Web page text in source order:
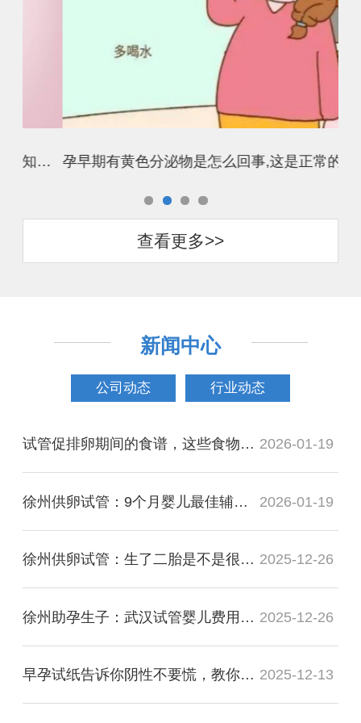
孕早期有黄色分泌物是怎么回事,这是正常的生理现象吗？
查看更多>>
新闻中心
公司动态 行业动态
试管促排卵期间的食谱，这些食物可以多吃 2026-01-19
徐州供卵试管：9个月婴儿最佳辅食饮食安排，这些宝宝辅食赶快收藏！ 2026-01-19
徐州供卵试管：生了二胎是不是很难恢复，做好这几点恢复速度很快 2025-12-26
徐州助孕生子：武汉试管婴儿费用预估，三代试管费用选男女有区别 2025-12-26
早孕试纸告诉你阴性不要慌，教你胎停家用小办法解读信号！ 2025-12-13